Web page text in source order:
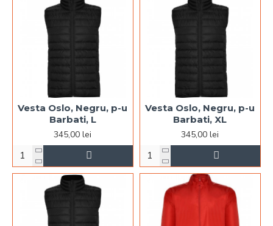
Vesta Oslo, Negru, p-u
Barbati, L
345,00 lei
Vesta Oslo, Negru, p-u
Barbati, XL
345,00 lei